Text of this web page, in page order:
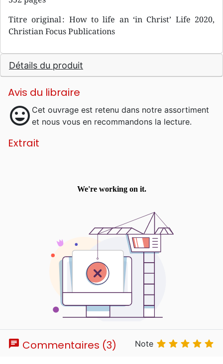
Titre original : How to life an ‘in Christ’ Life 2020,
Christian Focus Publications
Détails du produit
Avis du libraire
mood Cet ouvrage est retenu dans notre assortiment
et nous vous en recommandons la lecture.
Extrait
chat Commentaires (3) Note     